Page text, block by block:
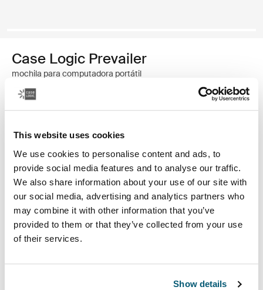
This website uses cookies
We use cookies to personalise content and ads, to
provide social media features and to analyse our traffic.
We also share information about your use of our site with
our social media, advertising and analytics partners who
may combine it with other information that you’ve
provided to them or that they’ve collected from your use
of their services.
Show details
Case Logic Prevailer
mochila para computadora portátil
Case Logic Prevailer Backpack Negro (selected)
Esta mochila diseñada para el uso diario está cubierta
colores frescos e incluye espacio de almacenaje